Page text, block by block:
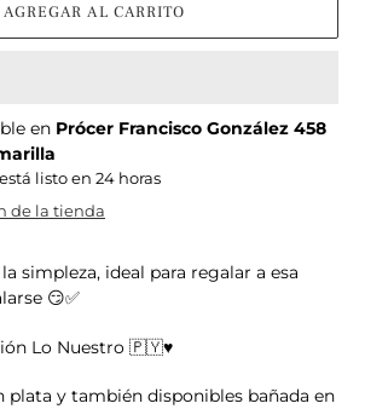
AGREGAR AL CARRITO
en Prócer Francisco González 458
listo en 24 horas
de la tienda
simpleza, ideal para regalar a esa
😏✅
Lo Nuestro 🇵🇾♥️
plata y también disponibles bañada en